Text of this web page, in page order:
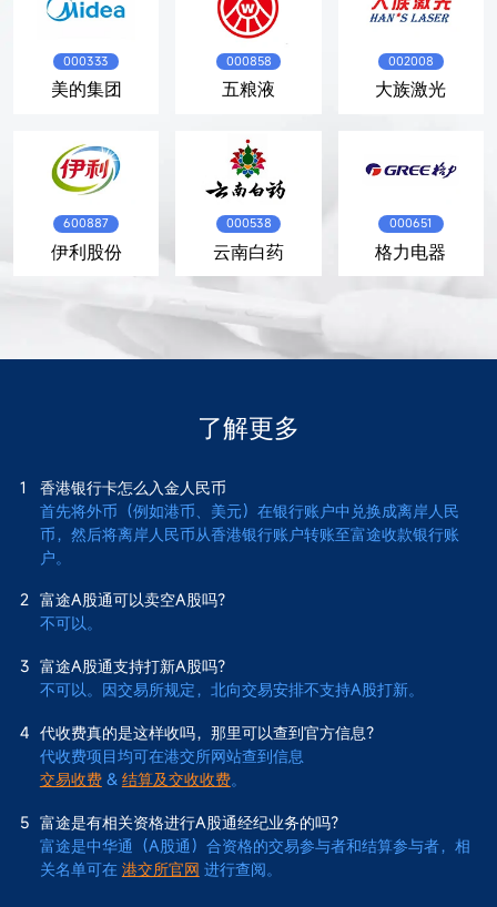
000333
美的集团
000858
五粮液
002008
大族激光
600887
伊利股份
000538
云南白药
000651
格力电器
了解更多
1
香港银行卡怎么入金人民币
首先将外币（例如港币、美元）在银行账户中兑换成离岸人民
币，然后将离岸人民币从香港银行账户转账至富途收款银行账
户。
2 富途A股通可以卖空A股吗？
不可以。
3 富途A股通支持打新A股吗？
不可以。因交易所规定，北向交易安排不支持A股打新。
4 代收费真的是这样收吗，那里可以查到官方信息？
代收费项目均可在港交所网站查到信息
交易收费& 结算及交收收费。
5 富途是有相关资格进行A股通经纪业务的吗？
富途是中华通（A股通）合资格的交易参与者和结算参与者，相
关名单可在 港交所官网 进行查阅。